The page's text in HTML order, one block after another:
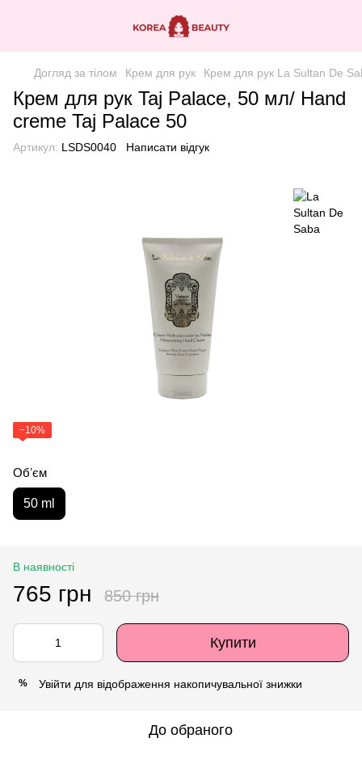
Догляд за тілом Крем для рук Крем для рук La Sultan De
Крем для рук Taj Palace, 50 мл/ Hand
creme Taj Palace 50
Артикул: LSDS0040 Написати відгук
−10%
Обʼєм
50 ml
В наявності
765 грн 850 грн
Купити
% Увійти для відображення накопичувальної знижки
До обраного